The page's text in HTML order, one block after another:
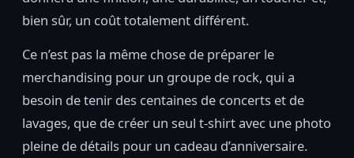
bien sûr, un coût totalement différent.
Ce n’est pas la même chose de préparer le
merchandising pour un groupe de rock, qui a
besoin de tenir des centaines de concerts et de
lavages, que de créer un seul t-shirt avec une photo
pleine de détails pour un cadeau d’anniversaire.